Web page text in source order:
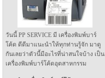
วันนี้ PP SERVICE มี เครื่องพิมพ์บาร์
โค้ด ดีดีมาแนะนำให้ทุกท่านรู้จัก มาดู
กันเลยว่าตัวนี้มีอะไรที่น่าสนใจบ้าง เป็น
เครื่องพิมพ์บาร์โค้ดอุตสาหกรรม